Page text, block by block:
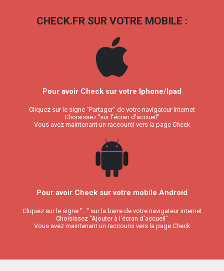
CHECK.FR SUR VOTRE MOBILE :
Pour avoir Check sur votre Iphone/Ipad
Cliquez sur le signe "Partager" de votre navigateur internet
Choisissez "sur l'écran d'accueil"
Vous avez maintenant un raccourci vers la page Check
Pour avoir Check sur votre mobile Android
Cliquez sur le signe "..." sur la barre de votre navigateur internet
Choisissez "Ajouter à l'écran d'accueil"
Vous avez maintenant un raccourci vers la page Check